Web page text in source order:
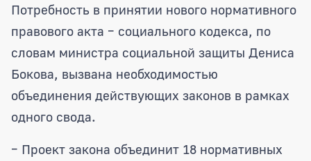
Потребность в принятии нового нормативного
правового акта – социального кодекса, по
словам министра социальной защиты Дениса
Бокова, вызвана необходимостью
объединения действующих законов в рамках
одного свода.
– Проект закона объединит 18 нормативных